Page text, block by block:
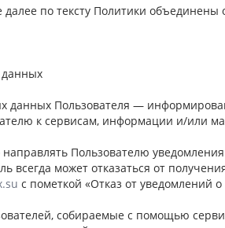
по тексту Политики
данных Пользователя —
к сервисам, информации и/или
Пользователю
всегда может отказаться от
с пометкой «Отказ от уведомлений
собираемые с помощью